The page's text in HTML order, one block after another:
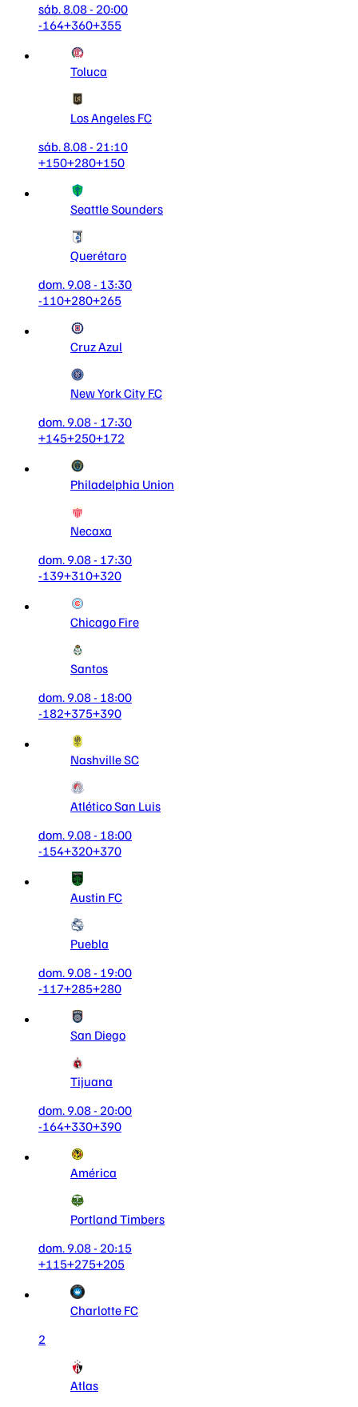
sáb. 8.08 - 20:00
-164+360+355
Toluca
Los Angeles FC
sáb. 8.08 - 21:10
+150+280+150
Seattle Sounders
Querétaro
dom. 9.08 - 13:30
-110+280+265
Cruz Azul
New York City F.C
dom. 9.08 - 17:30
+145+250+172
Philadelphia Union
Necaxa
dom. 9.08 - 17:30
-139+310+320
Chicago Fire
Santos
dom. 9.08 - 18:00
-182+375+390
Nashville SC
Atlético San Luis
dom. 9.08 - 18:00
-154+320+370
Austin FC
Puebla
dom. 9.08 - 19:00
-117+285+280
San Diego
Tijuana
dom. 9.08 - 20:00
-164+330+390
América
Portland Timbers
dom. 9.08 - 20:15
+115+275+205
Charlotte FC
2
Atlas